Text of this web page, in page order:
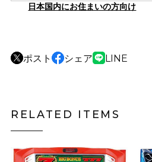
日本国内にお住まいの方向け
ポスト シェア LINE
RELATED ITEMS